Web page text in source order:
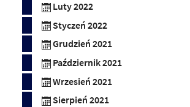
Luty 2022
Styczeń 2022
Grudzień 2021
Październik 2021
Wrzesień 2021
Sierpień 2021